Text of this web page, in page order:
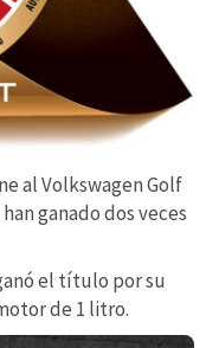
al Volkswagen Golf
ganado dos veces
el título por su
de 1 litro.